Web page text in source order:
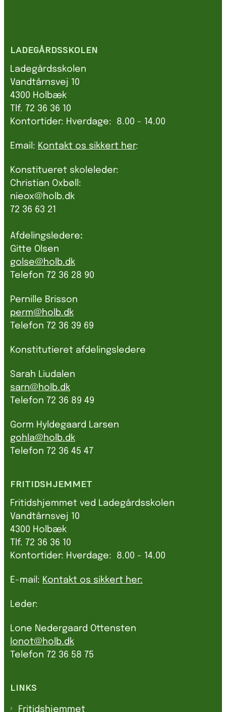
LADEGÅRDSSKOLEN
Ladegårdsskolen
Vandtårnsvej 10
4300 Holbæk
Tlf. 72 36 36 10
Kontortider: Hverdage: 8.00 - 14.00
Email: Kontakt os sikkert her:
Konstitueret skoleleder:
Christian Oxbøll:
nieox@holb.dk
72 36 63 21
Afdelingsledere:
Gitte Olsen
golse@holb.dk
Telefon 72 36 28 90
Pernille Brisson
perm@holb.dk
Telefon 72 36 39 69
Konstitutieret afdelingsledere
Sarah Liudalen
sarn@holb.dk
Telefon 72 36 89 49
Gorm Hyldegaard Larsen
gohla@holb.dk
Telefon 72 36 45 47
FRITIDSHJEMMET
Fritidshjemmet ved Ladegårdsskolen
Vandtårnsvej 10
4300 Holbæk
Tlf. 72 36 36 10
Kontortider: Hverdage: 8.00 - 14.00
E-mail: Kontakt os sikkert her:
Leder:
Lone Nedergaard Ottensten
lonot@holb.dk
Telefon 72 36 58 75
LINKS
Fritidshjemmet